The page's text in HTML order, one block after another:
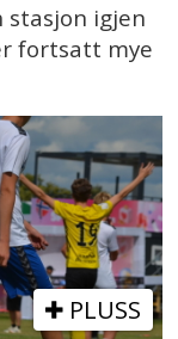
stasjon igjen
fortsatt mye
PLUSS